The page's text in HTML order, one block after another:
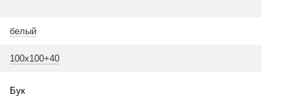
белый
100х100+40
Бук